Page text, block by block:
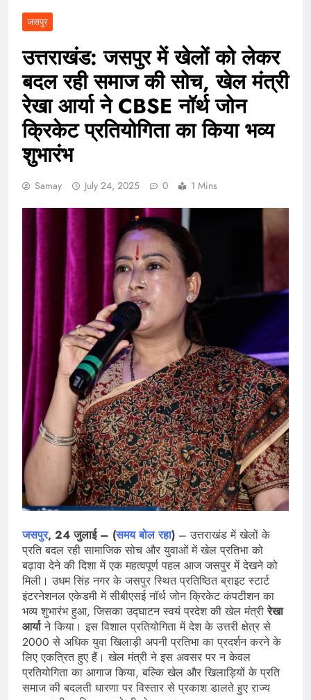
जसपुर
उत्तराखंड: जसपुर में खेलों को लेकर
बदल रही समाज की सोच, खेल मंत्री
रेखा आर्या ने CBSE नॉर्थ जोन
क्रिकेट प्रतियोगिता का किया भव्य
शुभारंभ
Samay July 24, 2025 0 1 Mins
जसपुर, 24 जुलाई – (समय बोल रहा) – उत्तराखंड में खेलों के
प्रति बदल रही सामाजिक सोच और युवाओं में खेल प्रतिभा को
बढ़ावा देने की दिशा में एक महत्वपूर्ण पहल आज जसपुर में देखने को
मिली। उधम सिंह नगर के जसपुर स्थित प्रतिष्ठित ब्राइट स्टार्ट
इंटरनेशनल एकेडमी में सीबीएसई नॉर्थ जोन क्रिकेट कंपटीशन का
भव्य शुभारंभ हुआ, जिसका उद्घाटन स्वयं प्रदेश की खेल मंत्रीरेखा
आर्याने किया। इस विशाल प्रतियोगिता में देश के उत्तरी क्षेत्र से
2000 से अधिक युवा खिलाड़ी अपनी प्रतिभा का प्रदर्शन करने के
लिए एकत्रित हुए हैं। खेल मंत्री ने इस अवसर पर न केवल
प्रतियोगिता का आगाज किया, बल्कि खेल और खिलाड़ियों के प्रति
समाज की बदलती धारणा पर विस्तार से प्रकाश डालते हुए राज्य